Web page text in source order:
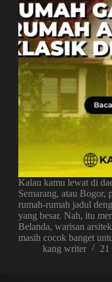
Kalau kamu lewat di
Semarang, atau Bogor,
rumah-rumah jadul
yang besar. Nah, itu
Belanda, warisan
masih cocok banget
kang writer
21